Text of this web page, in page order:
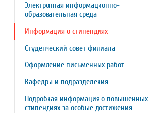
Электронная информационно-
образовательная среда
Информация о стипендиях
Студенческий совет филиала
Оформление письменных работ
Кафедры и подразделения
Подробная информация о повышенных
стипендиях за особые достижения